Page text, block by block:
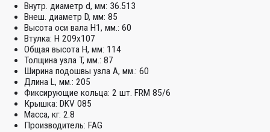
Внутр. диаметр d, мм: 36.513
Внеш. диаметр D, мм: 85
Высота оси вала H1, мм.: 60
Втулка: H 209x107
Общая высота H, мм: 114
Толщина узла T, мм.: 87
Ширина подошвы узла А, мм.: 60
Длина L, мм.: 205
Фиксирующие кольца: 2 шт. FRM 85/6
Крышка: DKV 085
Масса, кг: 2.8
Производитель: FAG